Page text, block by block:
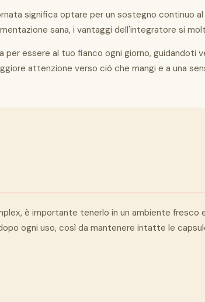
significa optare per un sostegno continuo
sana, i vantaggi dell'integratore si
essere al tuo fianco ogni giorno,
attenzione verso ciò che mangi e a una
è importante tenerlo in un ambiente
ogni uso, così da mantenere intatte le